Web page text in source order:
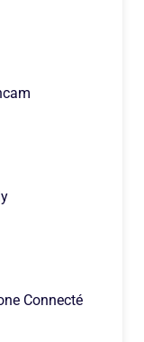
Connecté